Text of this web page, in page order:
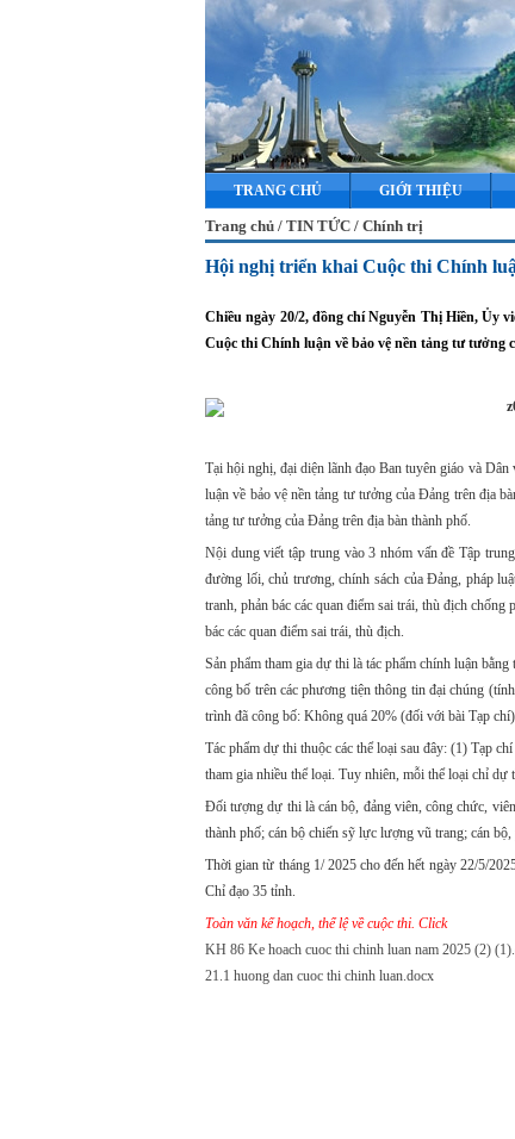
TRANG CHỦ GIỚI THIỆU
Trang chủ / TIN TỨC / Chính trị
Hội nghị triển khai Cuộc thi Chính
Chiều ngày 20/2, đồng chí Nguyễn Thị Hiền, Ủy
Cuộc thi Chính luận về bảo vệ nền tảng tư tưởng
Tại hội nghị, đại diện lãnh đạo Ban tuyên giáo và
luận về bảo vệ nền tảng tư tưởng của Đảng trên địa
tảng tư tưởng của Đảng trên địa bàn thành phố.
Nội dung viết tập trung vào 3 nhóm vấn đề Tập
đường lối, chủ trương, chính sách của Đảng, pháp
tranh, phản bác các quan điểm sai trái, thù địch
bác các quan điểm sai trái, thù địch.
Sản phẩm tham gia dự thi là tác phẩm chính luận
công bố trên các phương tiện thông tin đại chúng
trình đã công bố: Không quá 20% (đối với bài Tạp
Tác phẩm dự thi thuộc các thể loại sau đây: (1) Tạp
tham gia nhiều thể loại. Tuy nhiên, mỗi thể loại chỉ dự
Đối tượng dự thi là cán bộ, đảng viên, công chức,
thành phố; cán bộ chiến sỹ lực lượng vũ trang; cán
Thời gian từ tháng 1/ 2025 cho đến hết ngày 22/5/
Chỉ đạo 35 tỉnh.
Toàn văn kế hoạch, thể lệ về cuộc thi. Click
KH 86 Ke hoach cuoc thi chinh luan nam 2025 (2)
21.1 huong dan cuoc thi chinh luan.docx